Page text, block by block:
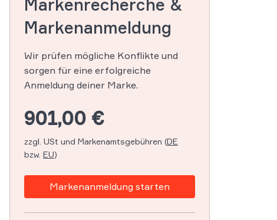
Markenrecherche &
Markenanmeldung
Wir prüfen mögliche Konflikte und
sorgen für eine erfolgreiche
Anmeldung deiner Marke.
901,00 €
zzgl. USt und Markenamtsgebühren (DE
bzw. EU)
Markenanmeldung starten